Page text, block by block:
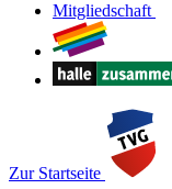
Mitgliedschaft
Zur Startseite